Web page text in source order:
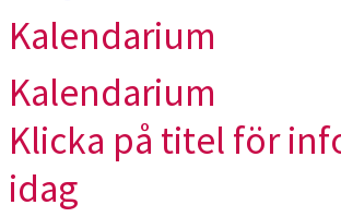
Kalendarium
Kalendarium
Klicka på titel för
idag